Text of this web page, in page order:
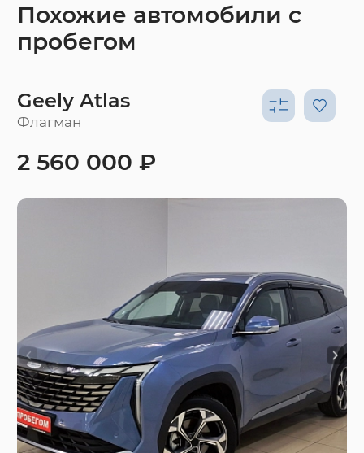
Похожие автомобили с
пробегом
Geely Atlas
Флагман
2 560 000 ₽